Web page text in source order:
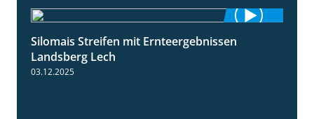
11:01
Silomais Streifen mit Ernteergebnissen
Landsberg Lech
03.12.2025